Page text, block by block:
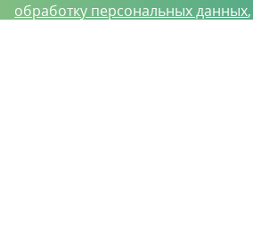
обработку персональных данных,